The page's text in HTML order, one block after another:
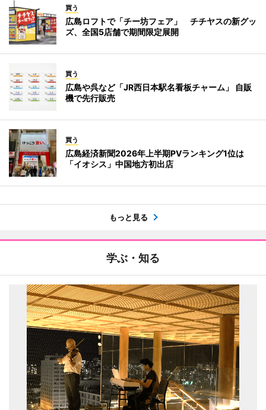
買う
広島ロフトで「チー坊フェア」 チチヤスの新グッ
ズ、全国5店舗で期間限定展開
買う
広島や呉など「JR西日本駅名看板チャーム」 自販
機で先行販売
買う
広島経済新聞2026年上半期PVランキング1位は
「イオシス」中国地方初出店
もっと見る
学ぶ・知る